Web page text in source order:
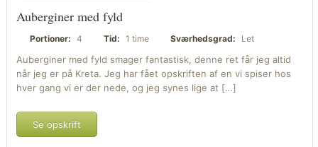
Auberginer med fyld
Portioner: 4 Tid: 1 time Sværhedsgrad: Let
Auberginer med fyld smager fantastisk, denne ret får jeg altid
når jeg er på Kreta. Jeg har fået opskriften af en vi spiser hos
hver gang vi er der nede, og jeg synes lige at […]
Se opskrift